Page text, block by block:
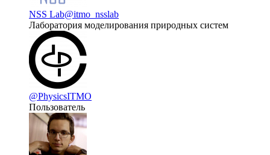
NSS Lab@itmo_nsslab
Лаборатория моделирования природных систем
@PhysicsITMO
Пользователь